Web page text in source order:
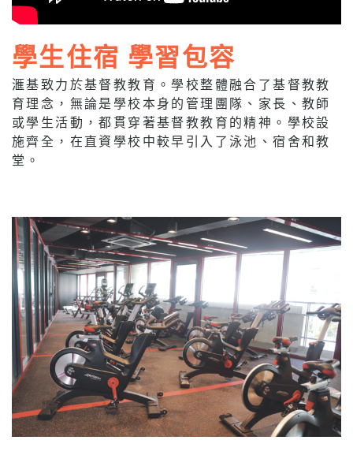
學生住宿 學習包容
滙基致力於基督教教育。學校整體融合了基督教教
育理念，無論是學校本身的管理團隊、家長、教師
或學生活動，都貫穿著基督教教育的精神。學校設
施齊全，在直資學校中較早引入了泳池、宿舍和教
堂。